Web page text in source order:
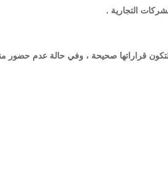
لتكون قراراتها صحيحة ، وفي حالة عدم حضور